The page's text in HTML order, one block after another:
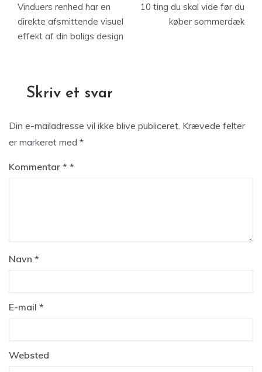
Vinduers renhed har en
direkte afsmittende visuel
effekt af din boligs design
10 ting du skal vide før du
køber sommerdæk
Skriv et svar
Din e-mailadresse vil ikke blive publiceret. Krævede felter
er markeret med *
Kommentar *
Navn *
E-mail *
Websted